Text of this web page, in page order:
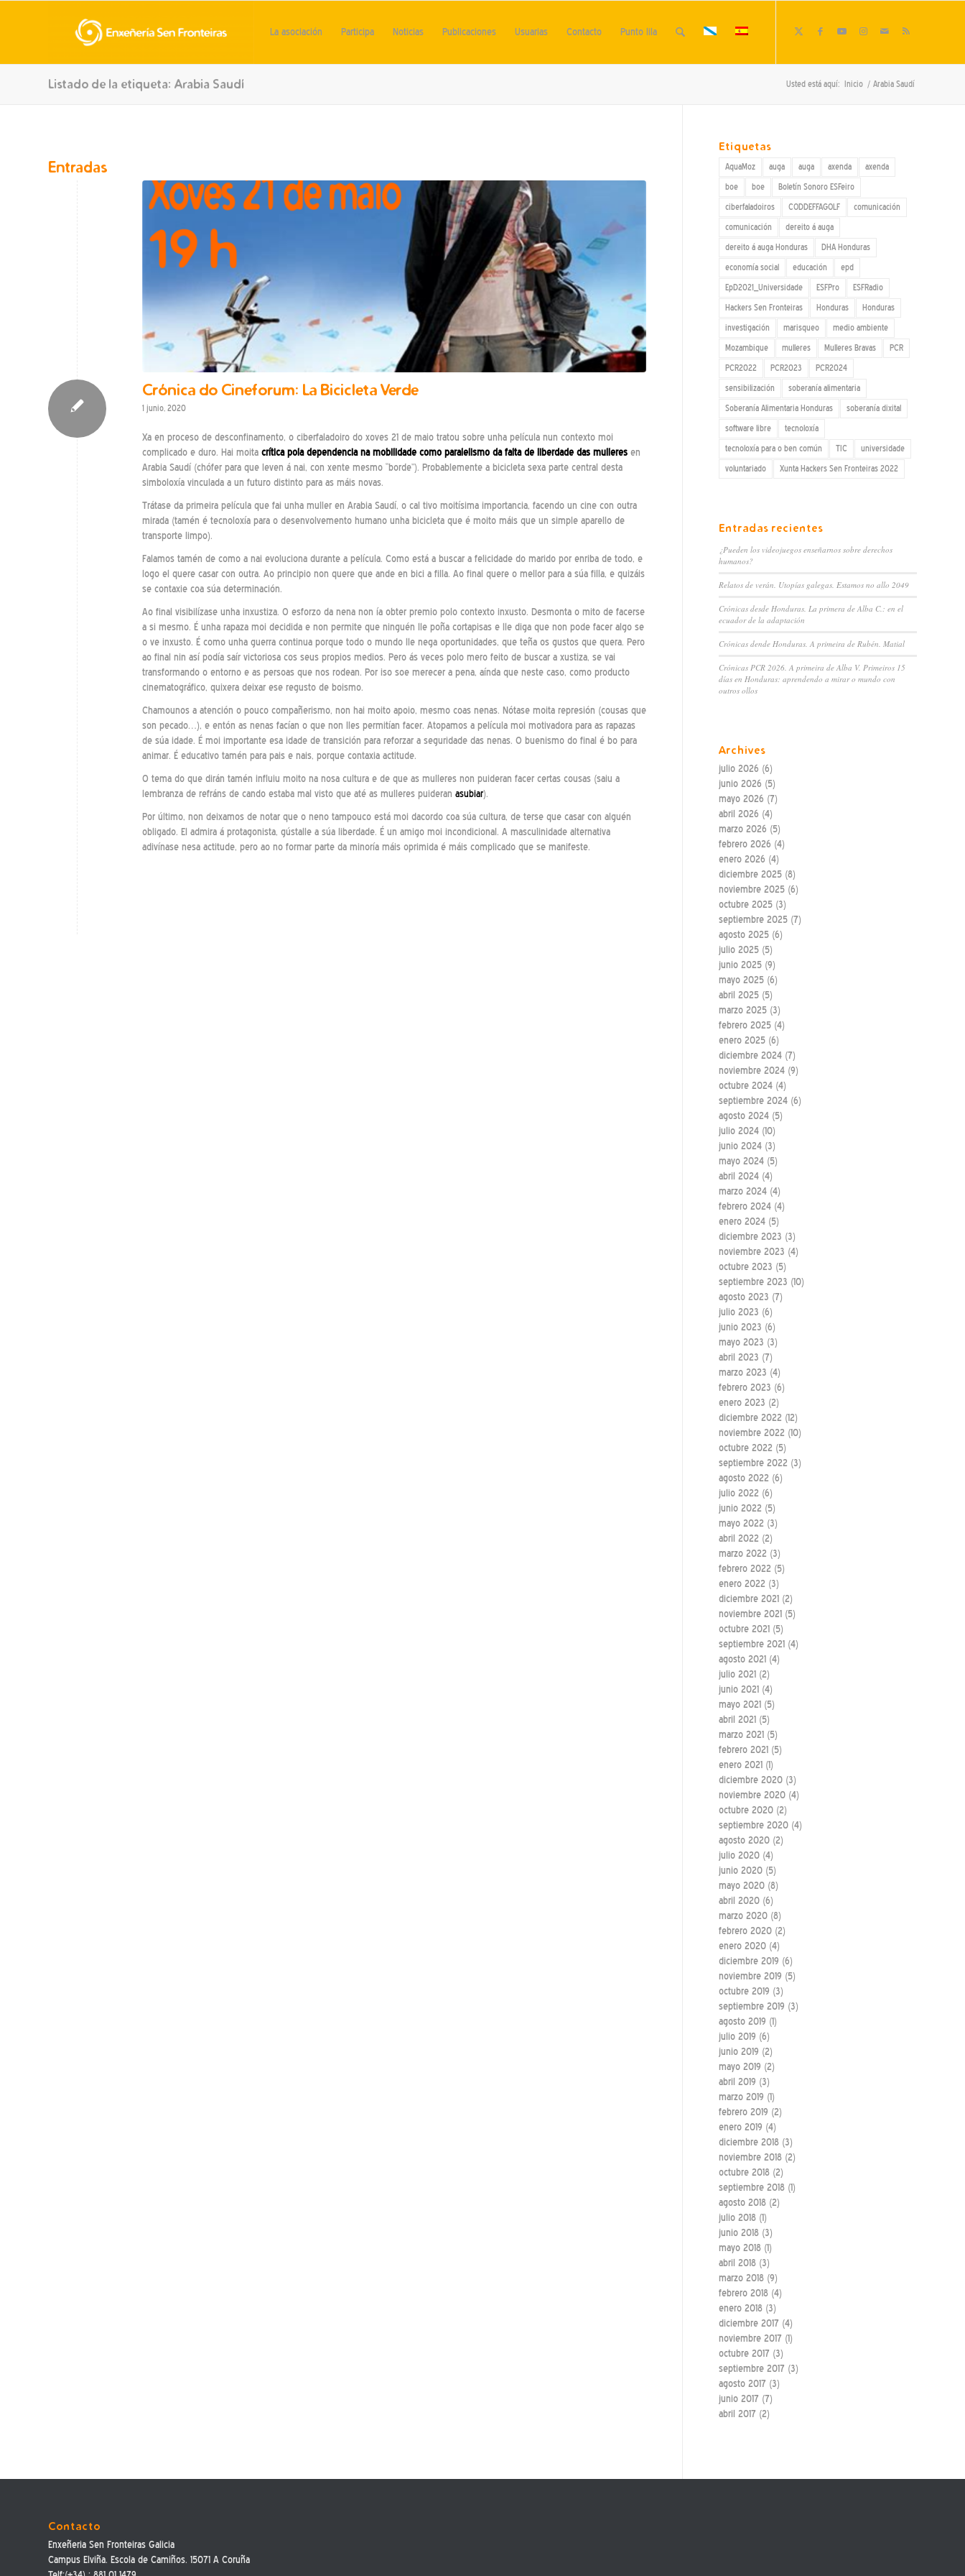
La asociación Participa Noticias Publicaciones Usuarias Contacto Punto lila
Listado de la etiqueta: Arabia Saudí Usted está aquí: Inicio / Arabia Saudí
Entradas
Crónica do Cineforum: La Bicicleta Verde
1 junio, 2020
Xa en proceso de desconfinamento, o ciberfaladoiro do xoves 21 de maio tratou sobre unha película nun contexto moi
complicado e duro. Hai moita crítica pola dependencia na mobilidade como paralelismo da falta de liberdade das mulleres en
Arabia Saudí (chófer para que leven á nai, con xente mesmo “borde”). Probablemente a bicicleta sexa parte central desta
simboloxía vinculada a un futuro distinto para as máis novas.
Trátase da primeira película que fai unha muller en Arabia Saudí, o cal tivo moitísima importancia, facendo un cine con outra
mirada (tamén é tecnoloxía para o desenvolvemento humano unha bicicleta que é moito máis que un simple aparello de
transporte limpo).
Falamos tamén de como a nai evoluciona durante a película. Como está a buscar a felicidade do marido por enriba de todo, e
logo el quere casar con outra. Ao principio non quere que ande en bici a filla. Ao final quere o mellor para a súa filla, e quizáis
se contaxie coa súa determinación.
Ao final visibilízase unha inxustiza. O esforzo da nena non ía obter premio polo contexto inxusto. Desmonta o mito de facerse
a si mesmo. É unha rapaza moi decidida e non permite que ninguén lle poña cortapisas e lle diga que non pode facer algo se
o ve inxusto. É como unha guerra continua porque todo o mundo lle nega oportunidades, que teña os gustos que quera. Pero
ao final nin así podía saír victoriosa cos seus propios medios. Pero ás veces polo mero feito de buscar a xustiza, se vai
transformando o entorno e as persoas que nos rodean. Por iso soe merecer a pena, aínda que neste caso, como producto
cinematográfico, quixera deixar ese regusto de boismo.
Chamounos a atención o pouco compañerismo, non hai moito apoio, mesmo coas nenas. Nótase moita represión (cousas que
son pecado…), e entón as nenas facían o que non lles permitían facer. Atopamos a película moi motivadora para as rapazas
de súa idade. É moi importante esa idade de transición para reforzar a seguridade das nenas. O buenismo do final é bo para
animar. É educativo tamén para pais e nais, porque contaxia actitude.
O tema do que dirán tamén influiu moito na nosa cultura e de que as mulleres non puideran facer certas cousas (saiu a
lembranza de refráns de cando estaba mal visto que até as mulleres puideran asubiar).
Por último, non deixamos de notar que o neno tampouco está moi dacordo coa súa cultura, de terse que casar con alguén
obligado. El admira á protagonista, gústalle a súa liberdade. É un amigo moi incondicional. A masculinidade alternativa
adivínase nesa actitude, pero ao no formar parte da minoría máis oprimida é máis complicado que se manifeste.
Etiquetas
AquaMoz auga auga axenda
axenda
boe
boe
Boletín Sonoro ESFeiro
ciberfaladoiros
CODDEFFAGOLF
comunicación
comunicación
dereito á auga
dereito á auga Honduras
DHA Honduras
economía social
educación
epd
EpD2021_Universidade
ESFPro
ESFRadio
Hackers Sen Fronteiras
Honduras
Honduras
investigación
marisqueo
medio ambiente
Mozambique
mulleres Mulleres Bravas
PCR
PCR2022
PCR2023
PCR2024
sensibilización
soberanía alimentaria
Soberanía Alimentaria Honduras
soberanía dixital
software libre
tecnoloxía
tecnoloxía para o ben común
TIC
universidade
voluntariado
Xunta Hackers Sen Fronteiras 2022
Entradas recientes
¿Pueden los videojuegos enseñarnos sobre derechos
humanos?
Relatos de verán. Utopías galegas. Estamos no allo 2049
Crónicas desde Honduras. La primera de Alba C.: en el
ecuador de la adaptación
Crónicas dende Honduras. A primeira de Rubén. Matial
Crónicas PCR 2026. A primeira de Alba V. Primeiros 15
días en Honduras: aprendendo a mirar o mundo con
outros ollos
Archives
julio 2026 (6)
junio 2026 (5)
mayo 2026 (7)
abril 2026 (4)
marzo 2026 (5)
febrero 2026 (4)
enero 2026 (4)
diciembre 2025 (8)
noviembre 2025 (6)
octubre 2025 (3)
septiembre 2025 (7)
agosto 2025 (6)
julio 2025 (5)
junio 2025 (9)
mayo 2025 (6)
abril 2025 (5)
marzo 2025 (3)
febrero 2025 (4)
enero 2025 (6)
diciembre 2024 (7)
noviembre 2024 (9)
octubre 2024 (4)
septiembre 2024 (6)
agosto 2024 (5)
julio 2024 (10)
junio 2024 (3)
mayo 2024 (5)
abril 2024 (4)
marzo 2024 (4)
febrero 2024 (4)
enero 2024 (5)
diciembre 2023 (3)
noviembre 2023 (4)
octubre 2023 (5)
septiembre 2023 (10)
agosto 2023 (7)
julio 2023 (6)
junio 2023 (6)
mayo 2023 (3)
abril 2023 (7)
marzo 2023 (4)
febrero 2023 (6)
enero 2023 (2)
diciembre 2022 (12)
noviembre 2022 (10)
octubre 2022 (5)
septiembre 2022 (3)
agosto 2022 (6)
julio 2022 (6)
junio 2022 (5)
mayo 2022 (3)
abril 2022 (2)
marzo 2022 (3)
febrero 2022 (5)
enero 2022 (3)
diciembre 2021 (2)
noviembre 2021 (5)
octubre 2021 (5)
septiembre 2021 (4)
agosto 2021 (4)
julio 2021 (2)
junio 2021 (4)
mayo 2021 (5)
abril 2021 (5)
marzo 2021 (5)
febrero 2021 (5)
enero 2021 (1)
diciembre 2020 (3)
noviembre 2020 (4)
octubre 2020 (2)
septiembre 2020 (4)
agosto 2020 (2)
julio 2020 (4)
junio 2020 (5)
mayo 2020 (8)
abril 2020 (6)
marzo 2020 (8)
febrero 2020 (2)
enero 2020 (4)
diciembre 2019 (6)
noviembre 2019 (5)
octubre 2019 (3)
septiembre 2019 (3)
agosto 2019 (1)
julio 2019 (6)
junio 2019 (2)
mayo 2019 (2)
abril 2019 (3)
marzo 2019 (1)
febrero 2019 (2)
enero 2019 (4)
diciembre 2018 (3)
noviembre 2018 (2)
octubre 2018 (2)
septiembre 2018 (1)
agosto 2018 (2)
julio 2018 (1)
junio 2018 (3)
mayo 2018 (1)
abril 2018 (3)
marzo 2018 (9)
febrero 2018 (4)
enero 2018 (3)
diciembre 2017 (4)
noviembre 2017 (1)
octubre 2017 (3)
septiembre 2017 (3)
agosto 2017 (3)
junio 2017 (7)
abril 2017 (2)
Contacto
Enxeñeria Sen Fronteiras Galicia
Campus Elviña. Escola de Camiños. 15071 A Coruña